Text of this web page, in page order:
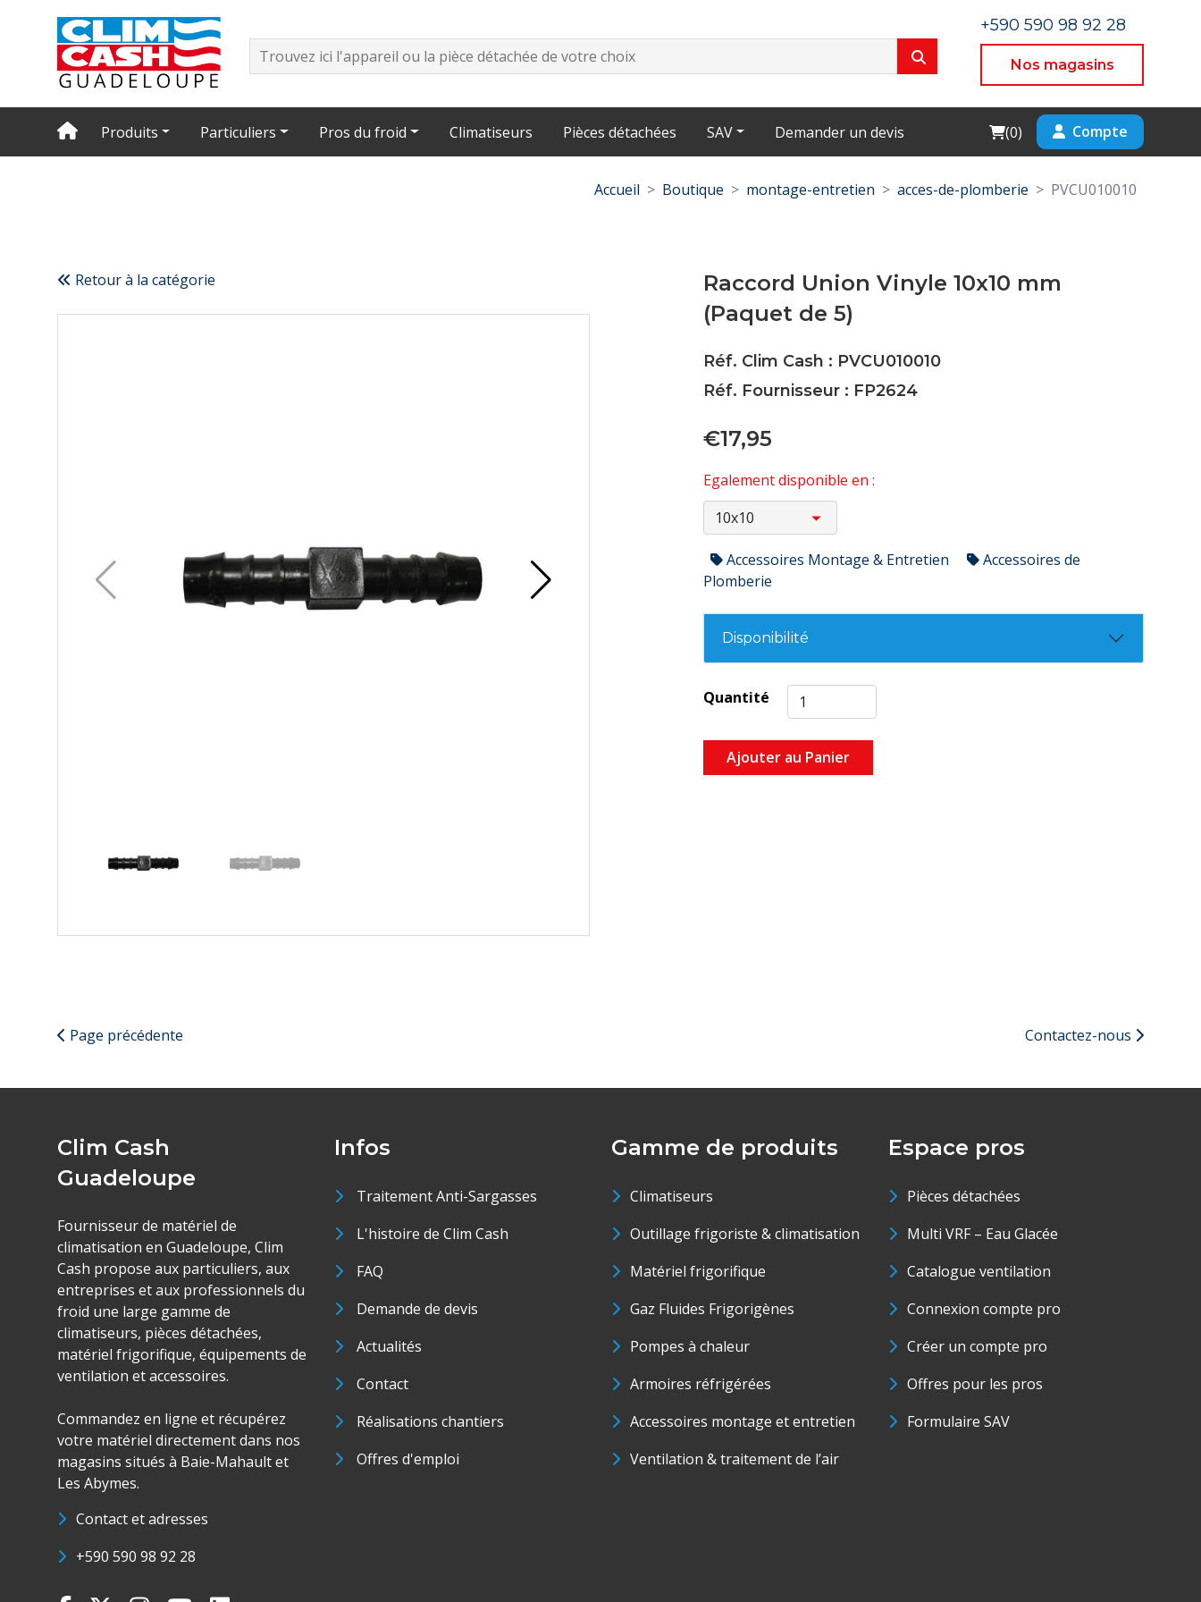
+590 590 98 92 28
Nos magasins
Produits Particuliers Pros du froid Climatiseurs Pièces détachées SAV Demander un devis Cart
(0) Compte
Accueil Boutique montage-entretien acces-de-plomberie PVCU010010
Retour à la catégorie
Raccord Union Vinyle 10x10 mm
(Paquet de 5)
Réf. Clim Cash : PVCU010010
Réf. Fournisseur : FP2624
€17,95
Egalement disponible en :
Accessoires Montage & Entretien
Accessoires de
Plomberie
Disponibilité
Quantité
Ajouter au Panier
Page précédente Contactez-nous
Clim Cash
Guadeloupe
Fournisseur de matériel de
climatisation en Guadeloupe, Clim
Cash propose aux particuliers, aux
entreprises et aux professionnels du
froid une large gamme de
climatiseurs, pièces détachées,
matériel frigorifique, équipements de
ventilation et accessoires.
Commandez en ligne et récupérez
votre matériel directement dans nos
magasins situés à Baie-Mahault et
Les Abymes.
Contact et adresses
+590 590 98 92 28
Infos
Traitement Anti-Sargasses
L'histoire de Clim Cash
FAQ
Demande de devis
Actualités
Contact
Réalisations chantiers
Offres d'emploi
Gamme de produits
Climatiseurs
Outillage frigoriste & climatisation
Matériel frigorifique
Gaz Fluides Frigorigènes
Pompes à chaleur
Armoires réfrigérées
Accessoires montage et entretien
Ventilation & traitement de l’air
Espace pros
Pièces détachées
Multi VRF – Eau Glacée
Catalogue ventilation
Connexion compte pro
Créer un compte pro
Offres pour les pros
Formulaire SAV